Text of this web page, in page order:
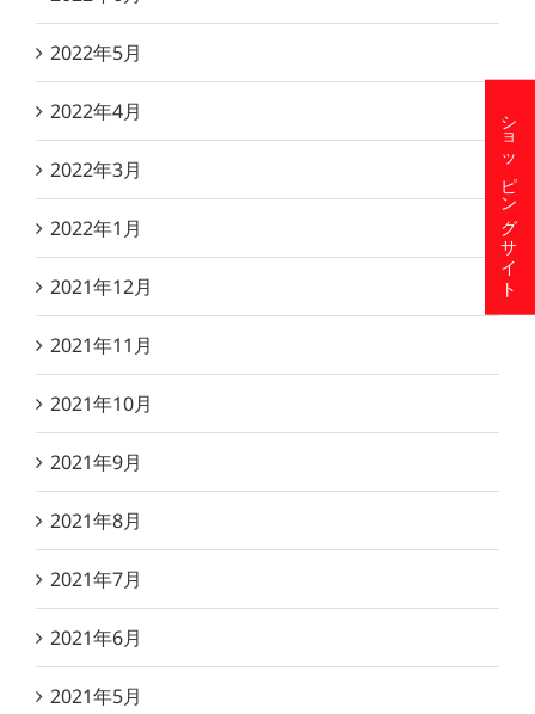
2022年5月
2022年4月
2022年3月
2022年1月
2021年12月
2021年11月
2021年10月
2021年9月
2021年8月
2021年7月
2021年6月
2021年5月
ショッピングサイト